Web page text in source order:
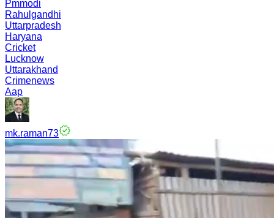
Pmmodi
Rahulgandhi
Uttarpradesh
Haryana
Cricket
Lucknow
Uttarakhand
Crimenews
Aap
mk.raman73